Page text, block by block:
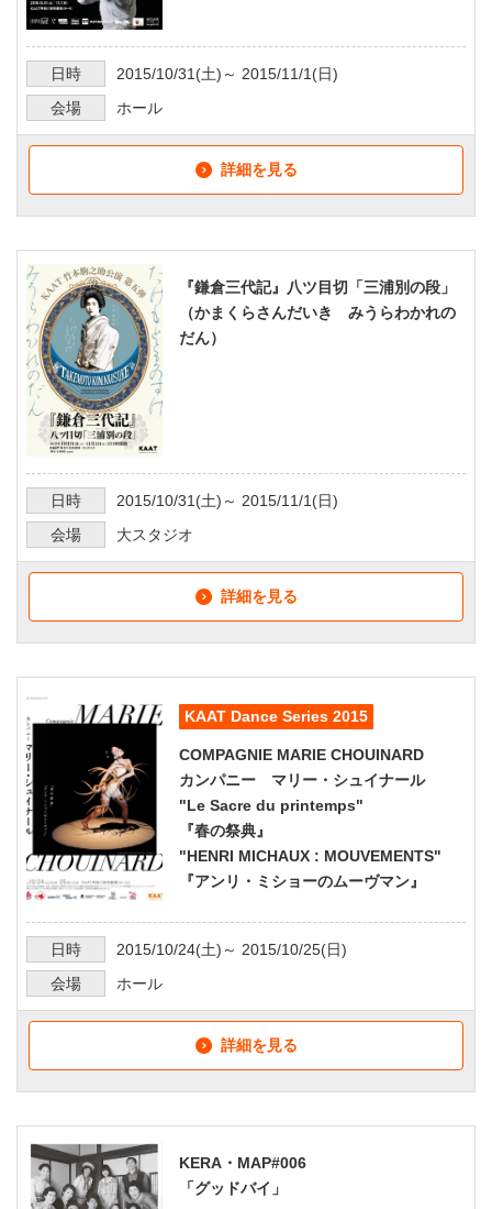
日時 2015/10/31(土)～ 2015/11/1(日)
会場
ホール
詳細を見る
『鎌倉三代記』八ツ目切「三浦別の段」
（かまくらさんだいき みうらわかれの
だん）
日時 2015/10/31(土)～ 2015/11/1(日)
会場
大スタジオ
詳細を見る
KAAT Dance Series 2015
COMPAGNIE MARIE CHOUINARD
カンパニー マリー・シュイナール
"Le Sacre du printemps"
『春の祭典』
"HENRI MICHAUX : MOUVEMENTS"
『アンリ・ミショーのムーヴマン』
日時 2015/10/24(土)～ 2015/10/25(日)
会場
ホール
詳細を見る
KERA・MAP#006
「グッドバイ」